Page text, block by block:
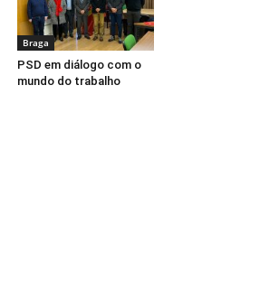
Braga
PSD em diálogo com o
mundo do trabalho